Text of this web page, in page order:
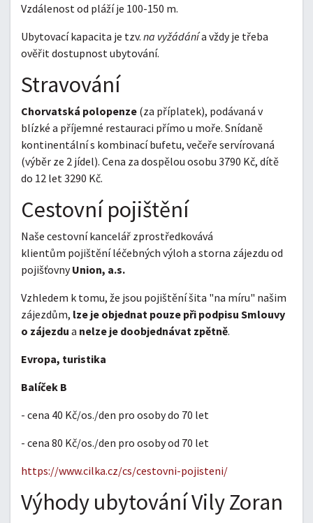
Vzdálenost od pláží je 100-150 m.
Ubytovací kapacita je tzv. na vyžádánía vždy je třeba
ověřit dostupnost ubytování.
Stravování
Chorvatská polopenze (za příplatek), podávaná v
blízké a příjemné restauraci přímo u moře. Snídaně
kontinentální s kombinací bufetu, večeře servírovaná
(výběr ze 2 jídel). Cena za dospělou osobu 3790 Kč, dítě
do 12 let 3290 Kč.
Cestovní pojištění
Naše cestovní kancelář zprostředkovává
klientům pojištění léčebných výloh a storna zájezdu od
pojišťovnyUnion, a.s.
Vzhledem k tomu, že jsou pojištění šita "na míru" našim
zájezdům, lze je objednat pouze při podpisu Smlouvy
o zájezdu a nelze je doobjednávat zpětně.
Evropa, turistika
Balíček B
- cena 40 Kč/os./den pro osoby do 70 let
- cena 80 Kč/os./den pro osoby od 70 let
https://www.cilka.cz/cs/cestovni-pojisteni/
Výhody ubytování Vily Zoran